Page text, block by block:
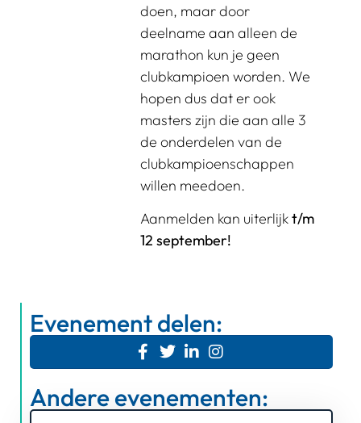
doen, maar door
deelname aan alleen de
marathon kun je geen
clubkampioen worden. We
hopen dus dat er ook
masters zijn die aan alle 3
de onderdelen van de
clubkampioenschappen
willen meedoen.
Aanmelden kan uiterlijkt/m
12 september!
Evenement delen:
Andere evenementen: